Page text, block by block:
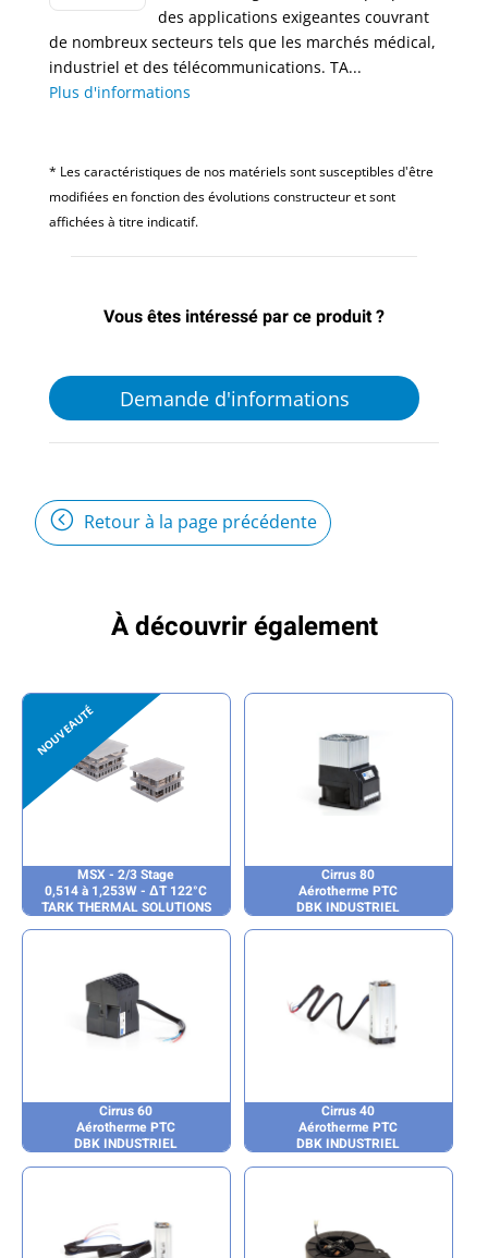
des applications exigeantes couvrant
de nombreux secteurs tels que les marchés médical,
industriel et des télécommunications. TA...
Plus d'informations
* Les caractéristiques de nos matériels sont susceptibles d'être
modifiées en fonction des évolutions constructeur et sont
affichées à titre indicatif.
Vous êtes intéressé par ce produit ?
Demande d'informations
Retour à la page précédente
À découvrir également
MSX - 2/3 Stage
0,514 à 1,253W - ΔT 122°C
TARK THERMAL SOLUTIONS
Cirrus 80
Aérotherme PTC
DBK INDUSTRIEL
Cirrus 60
Aérotherme PTC
DBK INDUSTRIEL
Cirrus 40
Aérotherme PTC
DBK INDUSTRIEL